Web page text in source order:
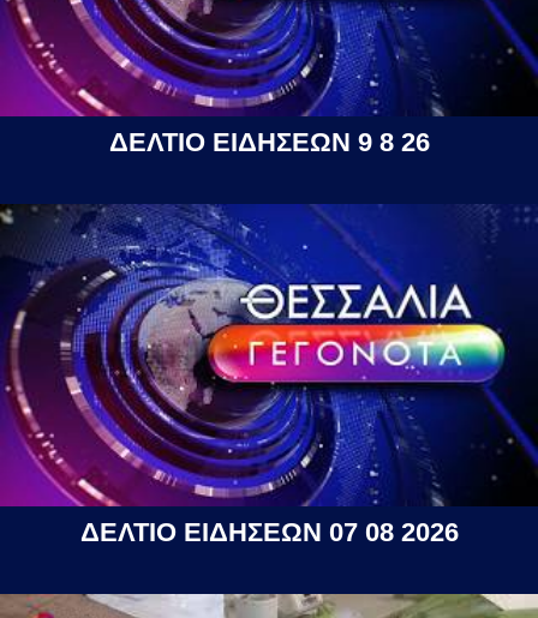
ΔΕΛΤΙΟ ΕΙΔΗΣΕΩΝ 9 8 26
ΔΕΛΤΙΟ ΕΙΔΗΣΕΩΝ 07 08 2026